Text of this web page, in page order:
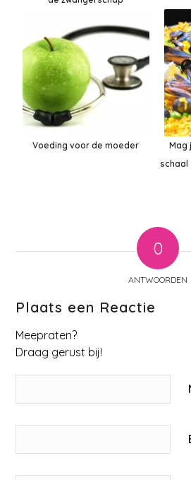
Voeding voor de moeder
Mag
schaal
0
ANTWOORDEN
Plaats een Reactie
Meepraten?
Draag gerust bij!